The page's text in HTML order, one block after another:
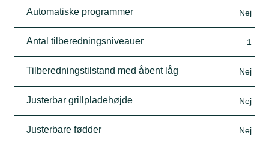
Automatiske programmer Nej
Antal tilberedningsniveauer 1
Tilberedningstilstand med åbent låg Nej
Justerbar grillpladehøjde Nej
Justerbare fødder Nej